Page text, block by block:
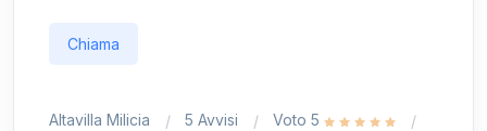
Chiama
Altavilla Milicia 5 Avvisi
Voto 5